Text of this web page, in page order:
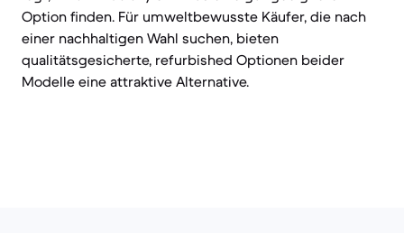
Option finden. Für umweltbewusste Käufer, die nach
einer nachhaltigen Wahl suchen, bieten
qualitätsgesicherte, refurbished Optionen beider
Modelle eine attraktive Alternative.